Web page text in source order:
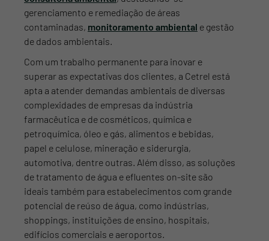
gerenciamento e remediação de áreas
contaminadas, monitoramento ambiental e gestão
de dados ambientais.
Com um trabalho permanente para inovar e
superar as expectativas dos clientes, a Cetrel está
apta a atender demandas ambientais de diversas
complexidades de empresas da indústria
farmacêutica e de cosméticos, química e
petroquímica, óleo e gás, alimentos e bebidas,
papel e celulose, mineração e siderurgia,
automotiva, dentre outras. Além disso, as soluções
de tratamento de água e efluentes on-site são
ideais também para estabelecimentos com grande
potencial de reúso de água, como indústrias,
shoppings, instituições de ensino, hospitais,
edifícios comerciais e aeroportos.